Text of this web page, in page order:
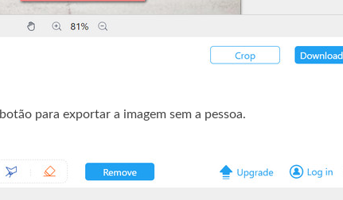
botão para exportar a imagem sem a pessoa.